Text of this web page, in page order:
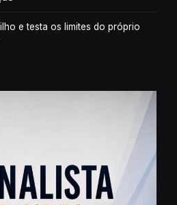
e testa os limites do próprio